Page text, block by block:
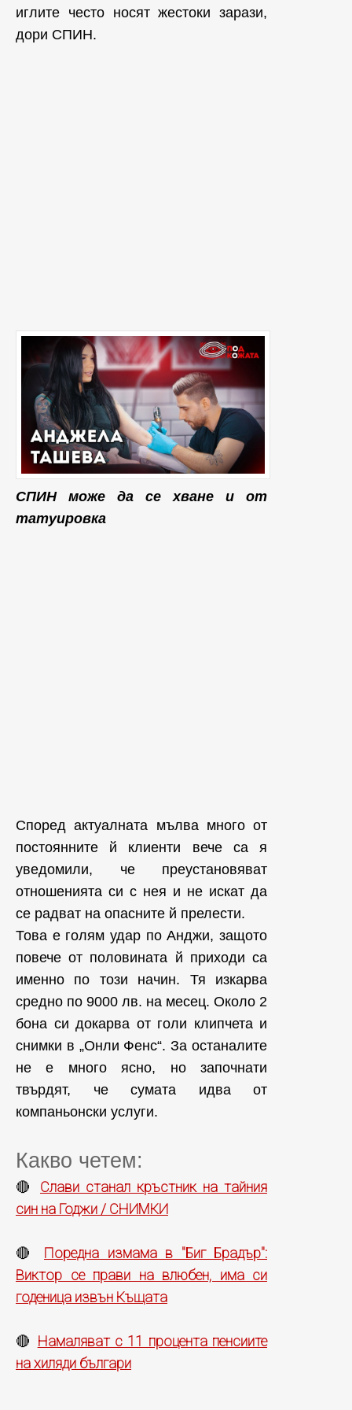
иглите често носят жестоки зарази,
дори СПИН.
СПИН може да се хване и от
татуировка
Според актуалната мълва много от
постоянните й клиенти вече са я
уведомили, че преустановяват
отношенията си с нея и не искат да
се радват на опасните й прелести.
Това е голям удар по Анджи, защото
повече от половината й приходи са
именно по този начин. Тя изкарва
средно по 9000 лв. на месец. Около 2
бона си докарва от голи клипчета и
снимки в „Онли Фенс“. За останалите
не е много ясно, но започнати
твърдят, че сумата идва от
компаньонски услуги.
Какво четем:
🔴 Слави станал кръстник на тайния
син на Годжи / СНИМКИ
🔴 Поредна измама в "Биг Брадър":
Виктор се прави на влюбен, има си
годеница извън Къщата
🔴 Намаляват с 11 процента пенсиите
на хиляди българи